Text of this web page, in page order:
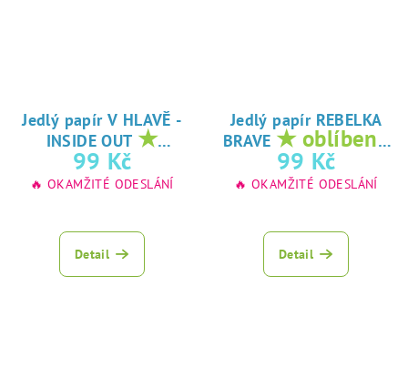
Jedlý papír V HLAVĚ -
INSIDE OUT ★
oblíbený tisk na
jedlý papír
99 Kč
🔥 OKAMŽITÉ ODESLÁNÍ
Detail
Jedlý papír REBELKA
BRAVE ★ oblíbený
tisk na jedlý
papír
99 Kč
🔥 OKAMŽITÉ ODESLÁNÍ
Detail